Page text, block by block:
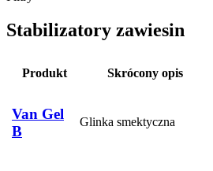
Stabilizatory zawiesin
Produkt Skrócony opis
Van Gel
B
Glinka smektyczna